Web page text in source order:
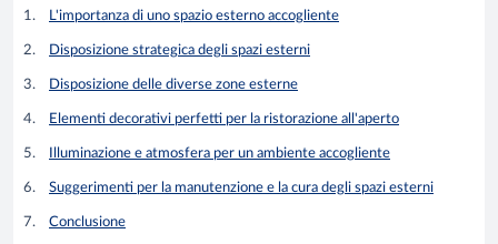
L'importanza di uno spazio esterno accogliente
Disposizione strategica degli spazi esterni
Disposizione delle diverse zone esterne
Elementi decorativi perfetti per la ristorazione all'aperto
Illuminazione e atmosfera per un ambiente accogliente
Suggerimenti per la manutenzione e la cura degli spazi esterni
Conclusione